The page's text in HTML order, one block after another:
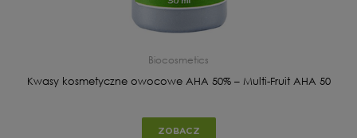
Biocosmetics
Kwasy kosmetyczne owocowe AHA 50% – Multi-Fruit AHA 50
ZOBACZ